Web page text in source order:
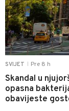
SVIJET Pre 8 h
Skandal u
opasna
obavijeste